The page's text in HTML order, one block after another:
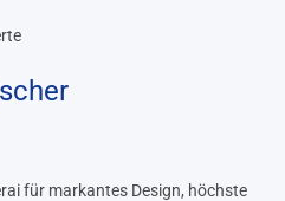
für markantes Design, höchste